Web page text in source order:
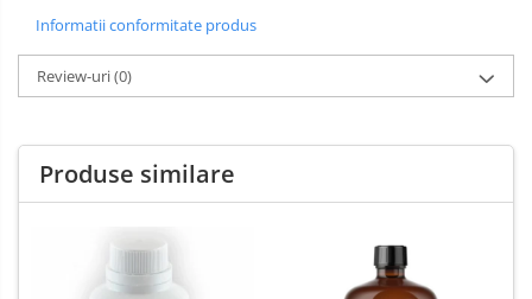
Informatii conformitate produs
Review-uri(0)
Produse similare